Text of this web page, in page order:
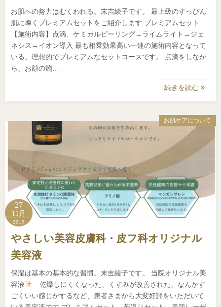
お肌への努力はむくわれる。末吉綾子です。 最上級のすっぴん
肌に導くプレミアムセットをご紹介します プレミアムセット
【施術内容】点滴、ケミカルピーリング→ライムライト→ジェ
ネシス→イオン導入 最も相乗効果高い一連の施術内容となって
いる、理想的でプレミアムなセットコースです。 点滴をしなが
ら、お顔の施…
続きを読む
お肌ケアについて
27
11月
2019
やさしい美容皮膚科・皮フ科オリジナル
美容液
保湿は基本の基本的な習慣。末吉綾子です。 当院オリジナル美
容液
乾燥しにくくなった、くすみが改善された、なんかす
ごくいい感じがするなど、患者さまから大変好評をいただいて